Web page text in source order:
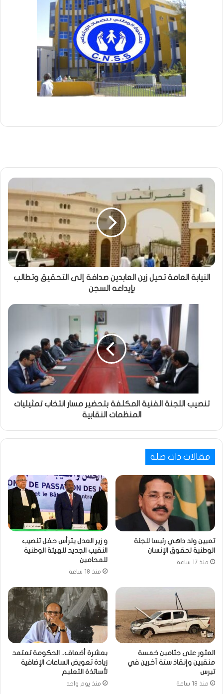
النيابة العامة تحيل زين العابدين صدافة إلى التحقيق وتطالب
بإيداعه السجن
تنصيب اللجنة الفنية المكلفة بتحضير مسار انتخاب تمثيليات
المنظمات النقابية
مقالات ذات صلة
تعيين ولد داهي رئيسا للجنة
الوطنية لحقوق الإنسان
منذ 17 ساعة
و زير العدل يترأس حفل تنصيب
النقيب الجديد للهيئة الوطنية
للمحامين
منذ 18 ساعة
العثور على جثامين خمسة
منقبين وإنقاذ ستة آخرين في
تيرس
منذ 18 ساعة
بعشرة أضعاف.. الحكومة تعتمد
زيادة تعويض الساعات الإضافية
لأساتذة التعليم
منذ يوم واحد